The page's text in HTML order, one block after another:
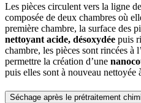
Les pièces circulent vers la ligne
composée de deux chambres où
première chambre, la surface des
nettoyant acide, désoxydée puis
chambre, les pièces sont rincées à
permettre la création d’une
puis elles sont à nouveau nettoyée
Séchage après le prétraitement